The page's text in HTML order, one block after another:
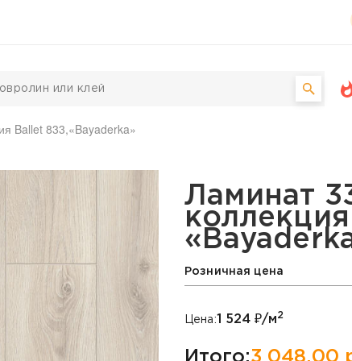
Ballet 833,«Bayaderka»
коллекция Ballet
Ламинат
Розничная цена
Цена:1 524 ₽/м2
Итого:3 048,00